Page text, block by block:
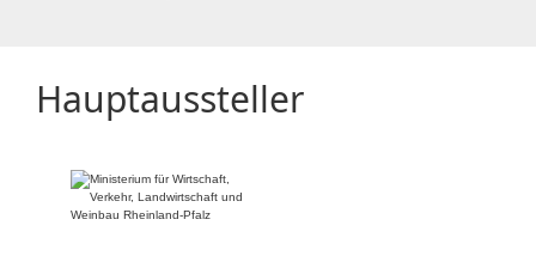
Hauptaussteller